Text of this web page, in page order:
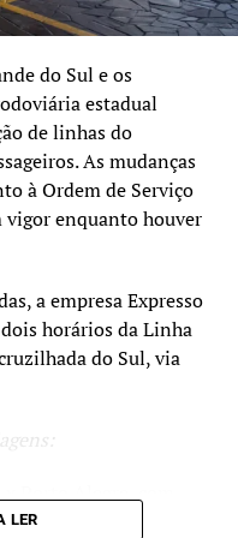
do Sul e os
estadual
de linhas do
As mudanças
à Ordem de Serviço
vigor enquanto houver
a empresa Expresso
horários da Linha
do Sul, via
e Camaquã;
LER